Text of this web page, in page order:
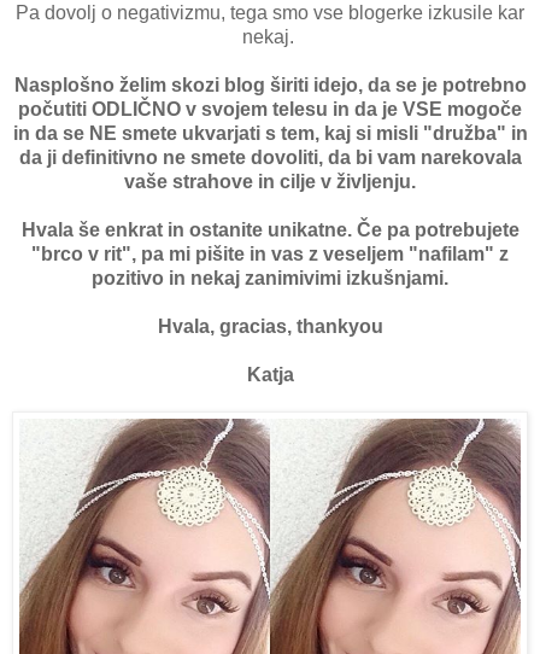
Pa dovolj o negativizmu, tega smo vse blogerke izkusile kar
nekaj.
Nasplošno želim skozi blog širiti idejo, da se je potrebno
počutiti ODLIČNO v svojem telesu in da je VSE mogoče
in da se NE smete ukvarjati s tem, kaj si misli "družba" in
da ji definitivno ne smete dovoliti, da bi vam narekovala
vaše strahove in cilje v življenju.
Hvala še enkrat in ostanite unikatne. Če pa potrebujete
"brco v rit", pa mi pišite in vas z veseljem "nafilam" z
pozitivo in nekaj zanimivimi izkušnjami.
Hvala, gracias, thankyou
Katja